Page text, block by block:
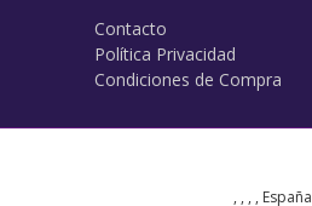
Contacto
Política Privacidad
Condiciones de Compra
, , , ,